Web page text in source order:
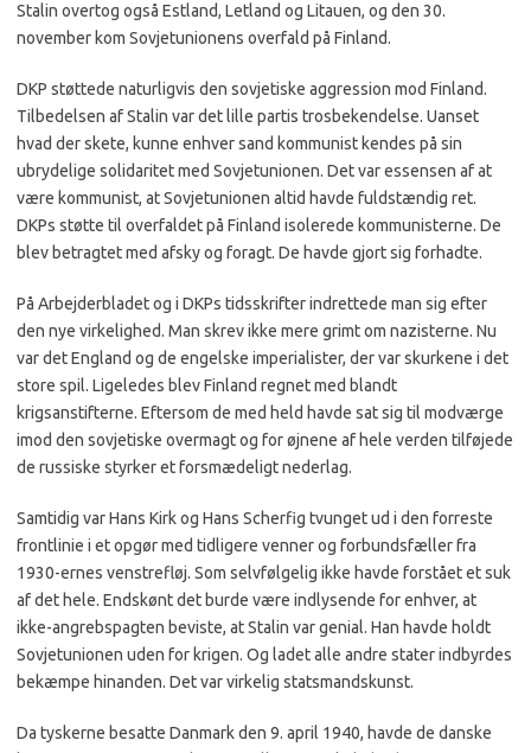
Stalin overtog også Estland, Letland og Litauen, og den 30.
november kom Sovjetunionens overfald på Finland.
DKP støttede naturligvis den sovjetiske aggression mod Finland.
Tilbedelsen af Stalin var det lille partis trosbekendelse. Uanset
hvad der skete, kunne enhver sand kommunist kendes på sin
ubrydelige solidaritet med Sovjetunionen. Det var essensen af at
være kommunist, at Sovjetunionen altid havde fuldstændig ret.
DKPs støtte til overfaldet på Finland isolerede kommunisterne. De
blev betragtet med afsky og foragt. De havde gjort sig forhadte.
På Arbejderbladet og i DKPs tidsskrifter indrettede man sig efter
den nye virkelighed. Man skrev ikke mere grimt om nazisterne. Nu
var det England og de engelske imperialister, der var skurkene i det
store spil. Ligeledes blev Finland regnet med blandt
krigsanstifterne. Eftersom de med held havde sat sig til modværge
imod den sovjetiske overmagt og for øjnene af hele verden tilføjede
de russiske styrker et forsmædeligt nederlag.
Samtidig var Hans Kirk og Hans Scherfig tvunget ud i den forreste
frontlinie i et opgør med tidligere venner og forbundsfæller fra
1930-ernes venstrefløj. Som selvfølgelig ikke havde forstået et suk
af det hele. Endskønt det burde være indlysende for enhver, at
ikke-angrebspagten beviste, at Stalin var genial. Han havde holdt
Sovjetunionen uden for krigen. Og ladet alle andre stater indbyrdes
bekæmpe hinanden. Det var virkelig statsmandskunst.
Da tyskerne besatte Danmark den 9. april 1940, havde de danske